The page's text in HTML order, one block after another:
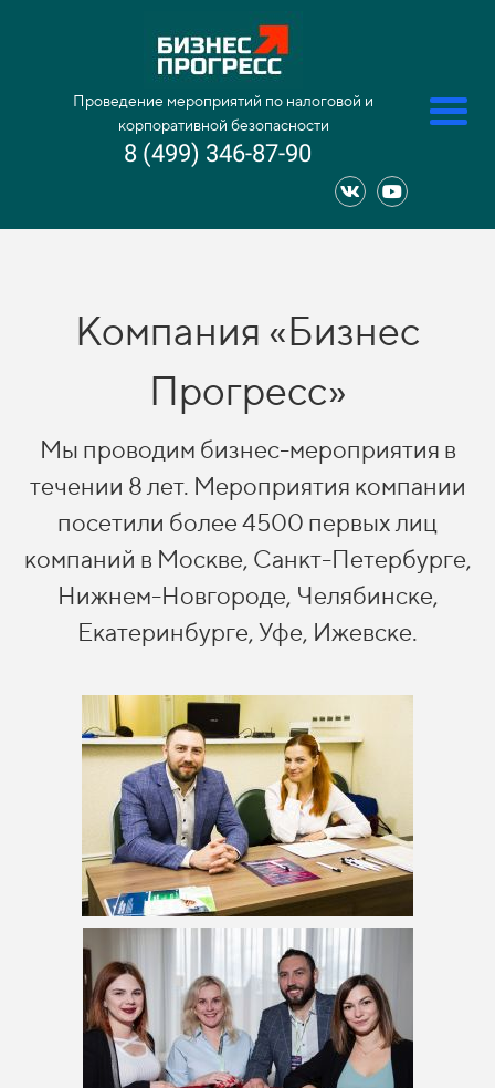
Проведение мероприятий по налоговой и
корпоративной безопасности
8 (499) 346-87-90
Компания «Бизнес
Прогресс»
Мы проводим бизнес-мероприятия в
течении 8 лет. Мероприятия компании
посетили более 4500 первых лиц
компаний в Москве, Санкт-Петербурге,
Нижнем-Новгороде, Челябинске,
Екатеринбурге, Уфе, Ижевске.